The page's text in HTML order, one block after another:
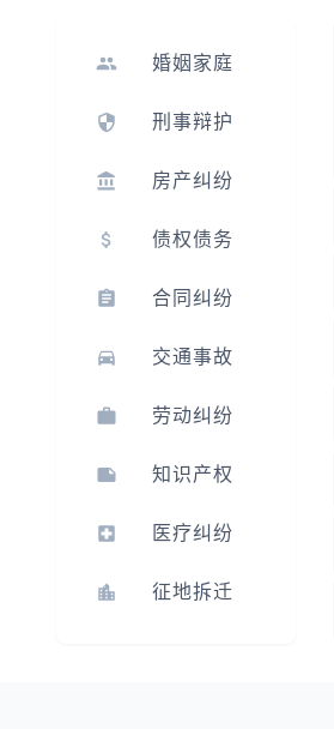
婚姻家庭
刑事辩护
房产纠纷
债权债务
合同纠纷
交通事故
劳动纠纷
知识产权
医疗纠纷
征地拆迁